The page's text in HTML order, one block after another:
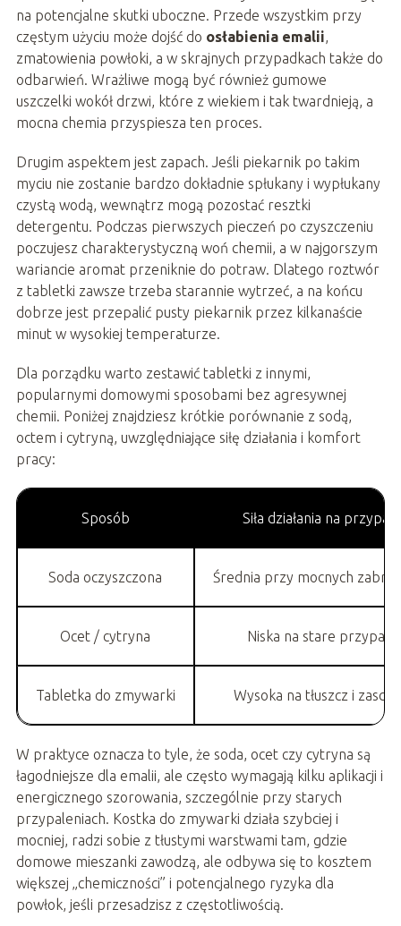
na potencjalne skutki uboczne. Przede wszystkim przy
częstym użyciu może dojść do osłabienia emalii,
zmatowienia powłoki, a w skrajnych przypadkach także do
odbarwień. Wrażliwe mogą być również gumowe
uszczelki wokół drzwi, które z wiekiem i tak twardnieją, a
mocna chemia przyspiesza ten proces.
Drugim aspektem jest zapach. Jeśli piekarnik po takim
myciu nie zostanie bardzo dokładnie spłukany i wypłukany
czystą wodą, wewnątrz mogą pozostać resztki
detergentu. Podczas pierwszych pieczeń po czyszczeniu
poczujesz charakterystyczną woń chemii, a w najgorszym
wariancie aromat przeniknie do potraw. Dlatego roztwór
z tabletki zawsze trzeba starannie wytrzeć, a na końcu
dobrze jest przepalić pusty piekarnik przez kilkanaście
minut w wysokiej temperaturze.
Dla porządku warto zestawić tabletki z innymi,
popularnymi domowymi sposobami bez agresywnej
chemii. Poniżej znajdziesz krótkie porównanie z sodą,
octem i cytryną, uwzględniające siłę działania i komfort
pracy:
Sposób Siła działania na
Soda oczyszczona Średnia przy mocnych
Ocet / cytryna Niska na stare
Tabletka do zmywarki Wysoka na tłuszcz i
W praktyce oznacza to tyle, że soda, ocet czy cytryna są
łagodniejsze dla emalii, ale często wymagają kilku aplikacji i
energicznego szorowania, szczególnie przy starych
przypaleniach. Kostka do zmywarki działa szybciej i
mocniej, radzi sobie z tłustymi warstwami tam, gdzie
domowe mieszanki zawodzą, ale odbywa się to kosztem
większej „chemiczności” i potencjalnego ryzyka dla
powłok, jeśli przesadzisz z częstotliwością.